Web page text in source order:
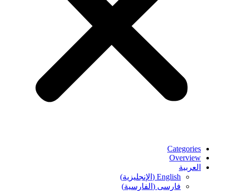
Categories
Overview
العربية
English
( الإنجليزية)
فارسی ( الفارسية)